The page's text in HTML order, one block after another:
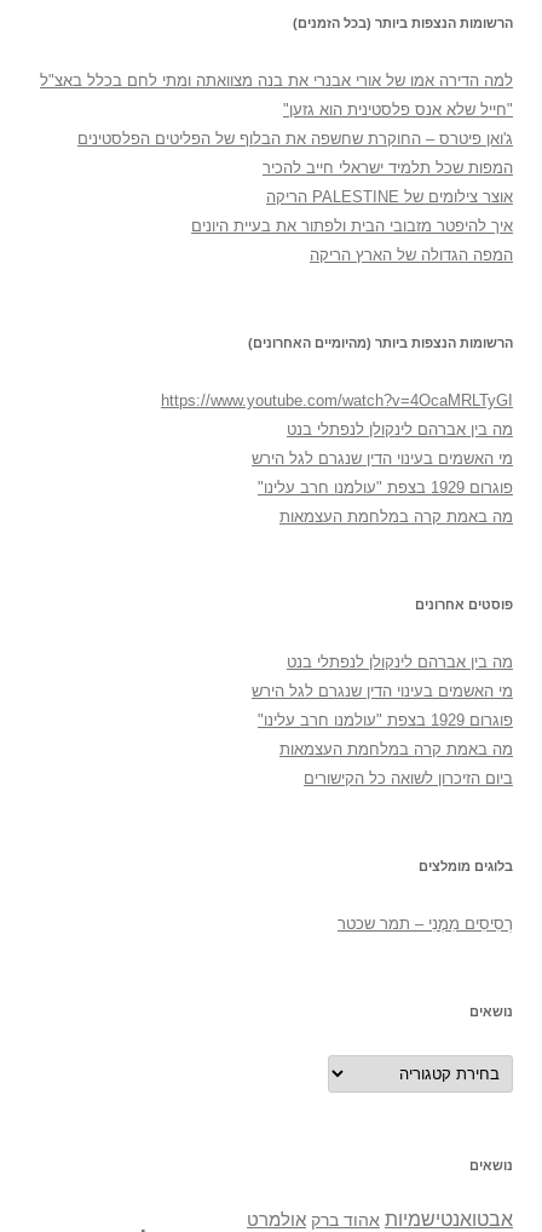
הרשומות הנצפות ביותר (בכל הזמנים)
למה הדירה אמו של אורי אבנרי את בנה מצוואתה ומתי לחם בכלל באצ"ל
"חייל שלא אנס פלסטינית הוא גזען"
ג'ואן פיטרס – החוקרת שחשפה את הבלוף של הפליטים הפלסטינים
המפות שכל תלמיד ישראלי חייב להכיר
אוצר צילומים של PALESTINE הריקה
איך להיפטר מזבובי הבית ולפתור את בעיית היונים
המפה הגדולה של הארץ הריקה
הרשומות הנצפות ביותר (מהיומיים האחרונים)
https://www.youtube.com/watch?v=4OcaMRLTyGI
מה בין אברהם לינקולן לנפתלי בנט
מי האשמים בעינוי הדין שנגרם לגל הירש
פוגרום 1929 בצפת "עולמנו חרב עלינו"
מה באמת קרה במלחמת העצמאות
פוסטים אחרונים
מה בין אברהם לינקולן לנפתלי בנט
מי האשמים בעינוי הדין שנגרם לגל הירש
פוגרום 1929 בצפת "עולמנו חרב עלינו"
מה באמת קרה במלחמת העצמאות
ביום הזיכרון לשואה כל הקישורים
בלוגים מומלצים
רְסִיסִים מִמֶנִי – תמר שכטר
נושאים
נושאים
נושאים
אבטואנטישמיות אהוד ברק אולמרט